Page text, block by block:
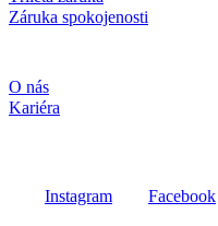
Záruka spokojenosti
O nás
Kariéra
Instagram Facebook